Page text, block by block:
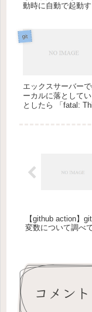
動時に自動で起動
git
エックスサーバー
ーカルに落として
としたら 「fatal:
【github action】
変数について調べ
コメント